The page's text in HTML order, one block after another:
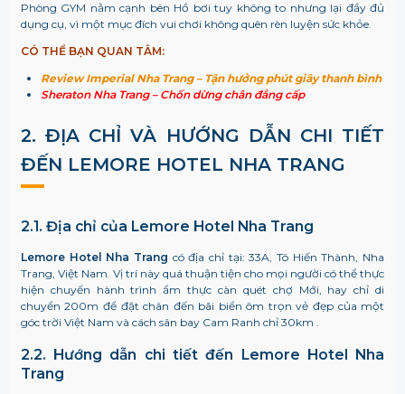
Phòng GYM nằm cạnh bên Hồ bơi tuy không to nhưng lại đầy đủ
dụng cụ, vì một mục đích vui chơi không quên rèn luyện sức khỏe.
CÓ THỂ BẠN QUAN TÂM:
Review Imperial Nha Trang – Tận hưởng phút giây thanh bình
Sheraton Nha Trang – Chốn dừng chân đẳng cấp
2. ĐỊA CHỈ VÀ HƯỚNG DẪN CHI TIẾT
ĐẾN LEMORE HOTEL NHA TRANG
2.1. Địa chỉ của Lemore Hotel Nha Trang
Lemore Hotel Nha Trang có địa chỉ tại:33A, Tô Hiến Thành, Nha
Trang, Việt Nam. Vị trí này quá thuận tiện cho mọi người có thể thực
hiện chuyến hành trình ẩm thực càn quét chợ Mới, hay chỉ di
chuyển 200m để đặt chân đến bãi biển ôm trọn vẻ đẹp của một
góc trời Việt Nam và cách sân bay Cam Ranh chỉ 30km .
2.2. Hướng dẫn chi tiết đến Lemore Hotel Nha
Trang